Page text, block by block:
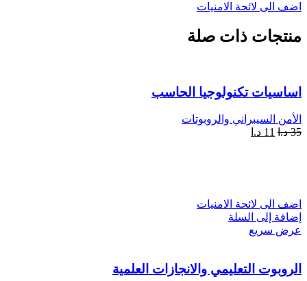
اضف الى لائحة الامنيات
منتجات ذات صلة
اساسيات تكنولوجيا الحاسب
الأمن السيبراني والروبوتات
35 د.ا 11 د.ا
اضف الى لائحة الامنيات
إضافة إلى السلة
عرض سريع
الروبوت التعليمي والانجازات العلمية